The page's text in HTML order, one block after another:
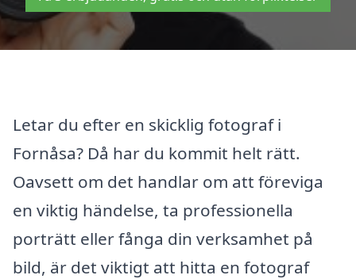
Letar du efter en skicklig fotograf i
Fornåsa? Då har du kommit helt rätt.
Oavsett om det handlar om att föreviga
en viktig händelse, ta professionella
porträtt eller fånga din verksamhet på
bild, är det viktigt att hitta en fotograf